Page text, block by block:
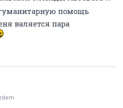
помощь
валяется пара